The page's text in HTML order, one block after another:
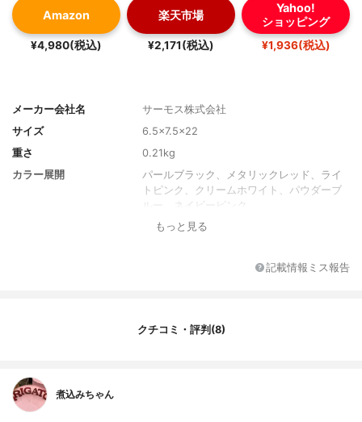
Amazon
¥4,980(税込)
楽天市場
¥2,171(税込)
Yahoo!
ショッピング
¥1,936(税込)
メーカー会社名
サーモス株式会社
サイズ
6.5×7.5×22
重さ
0.21kg
カラー展開
パールブラック、メタリックレッド、ライ
トピンク、クリームホワイト、パウダーブ
ルー、ネイビーピンク
もっと見る
記載情報ミス報告
クチコミ・評判(8)
煮込みちゃん